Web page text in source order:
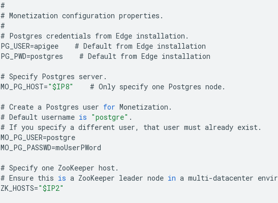
#
# Monetization configuration properties .
#
# Postgres credentials from Edge installation .
PG_USER=apigee # Default from Edge installation
PG_PWD=postgres # Default from Edge installation
# Specify Postgres server .
MO_PG_HOST="$IP8" # Only specify one Postgres node.
# Create a Postgres user for Monetization .
# Default username is "postgre" .
# If you specify a different user, that user must already exist.
MO_PG_USER=postgre
MO_PG_PASSWD=moUserPWord
# Specify one ZooKeeper host.
# Ensure this is a ZooKeeper leader node in a multi-datacenter
ZK_HOSTS="$IP2"